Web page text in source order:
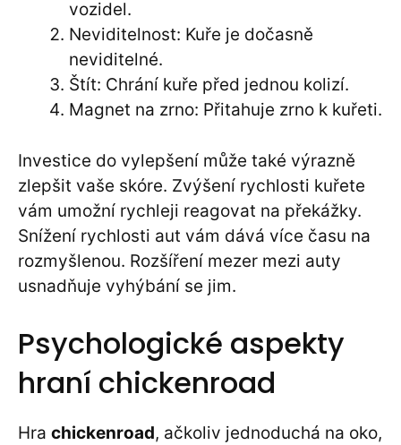
vozidel.
Neviditelnost: Kuře je dočasně
neviditelné.
Štít: Chrání kuře před jednou kolizí.
Magnet na zrno: Přitahuje zrno k kuřeti.
Investice do vylepšení může také výrazně
zlepšit vaše skóre. Zvýšení rychlosti kuřete
vám umožní rychleji reagovat na překážky.
Snížení rychlosti aut vám dává více času na
rozmyšlenou. Rozšíření mezer mezi auty
usnadňuje vyhýbání se jim.
Psychologické aspekty
hraní chickenroad
Hra chickenroad, ačkoliv jednoduchá na oko,